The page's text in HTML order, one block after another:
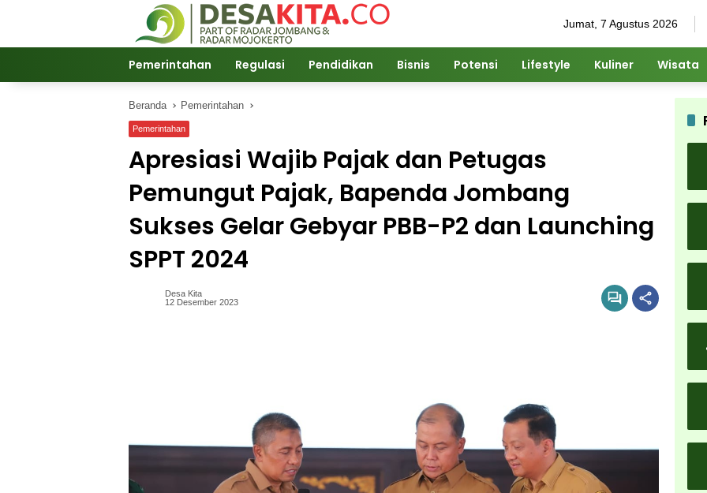
Jumat, 7 Agustus 2026
Pemerintahan Regulasi Pendidikan Bisnis Potensi Lifestyle Kuliner Wisata
Beranda Pemerintahan
Pemerintahan
Apresiasi Wajib Pajak dan Petugas
Pemungut Pajak, Bapenda Jombang
Sukses Gelar Gebyar PBB-P2 dan Launching
SPPT 2024
Desa Kita
12 Desember 2023